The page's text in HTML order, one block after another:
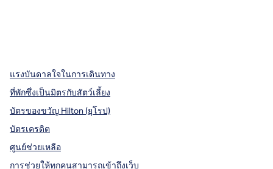
แรงบันดาลใจในการเดินทาง
ที่พักซึ่งเป็นมิตรกับสัตว์เลี้ยง
บัตรของขวัญ Hilton (ยุโรป)
บัตรเครดิต
ศูนย์ช่วยเหลือ
การช่วยให้ทุกคนสามารถเข้าถึงเว็บ